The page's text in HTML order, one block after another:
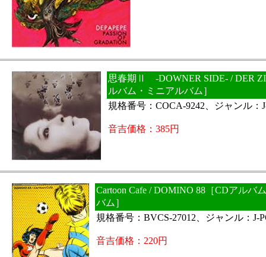
思春期Ⅱ -DOWNER SIDE- / DER
ルバム・ミニアルバム］
規格番号：COCA-9242、ジャンル：
音吉価格：385円
Cartoon Cafe / DOMINO 88［CDアルバ
バム］
規格番号：BVCS-27012、ジャンル：J-
音吉価格：220円